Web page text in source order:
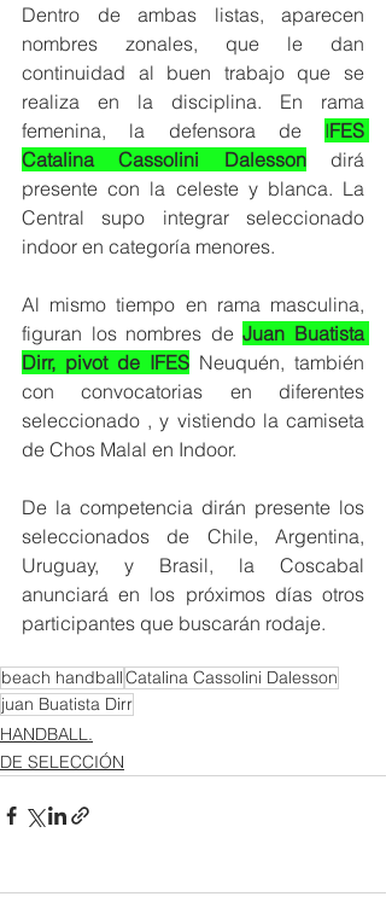
Dentro de ambas listas, aparecen
nombres zonales, que le dan
continuidad al buen trabajo que se
realiza en la disciplina. En rama
femenina, la defensora de IFES
Catalina Cassolini Dalesson dirá
presente con la celeste y blanca. La
Central supo integrar seleccionado
indoor en categoría menores.
Al mismo tiempo en rama masculina,
figuran los nombres de Juan Buatista
Dirr, pivot de IFES Neuquén, también
con convocatorias en diferentes
seleccionado , y vistiendo la camiseta
de Chos Malal en Indoor.
De la competencia dirán presente los
seleccionados de Chile, Argentina,
Uruguay, y Brasil, la Coscabal
anunciará en los próximos días otros
participantes que buscarán rodaje.
beach handballCatalina Cassolini Dalesson
juan Buatista Dirr
HANDBALL.
DE SELECCIÓN